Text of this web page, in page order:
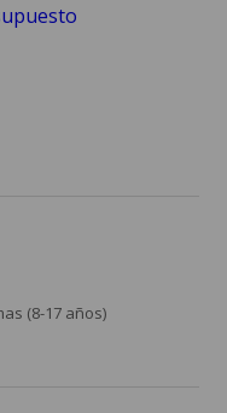
(8-17 años)